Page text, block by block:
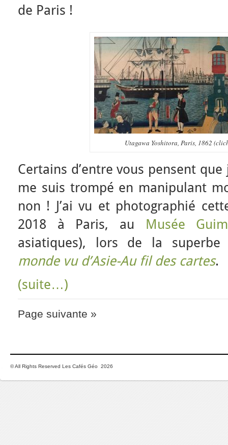
de Paris !
Utagawa Yoshitora, Paris, 1862
Certains d’entre vous pensent
me suis trompé en manipulant
non ! J’ai vu et photographié
2018 à Paris, au Musée
asiatiques), lors de la
monde vu d’Asie-Au fil des cartes.
(suite…)
Page suivante »
© All Rights Reserved Les Cafés Géo 2026